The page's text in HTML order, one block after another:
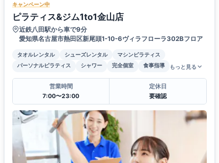
キャンペーン中
ピラティス&ジム1to1金山店
近鉄八田駅から車で9分
愛知県名古屋市熱田区新尾頭1-10-6ヴィラフローラ302Bフロア
タオルレンタル シューズレンタル
マシンピラティス
パーソナルピラティス
シャワー 完全個室 食事指導 もっと見る
営業時間
7:00〜23:00
定休日
要確認